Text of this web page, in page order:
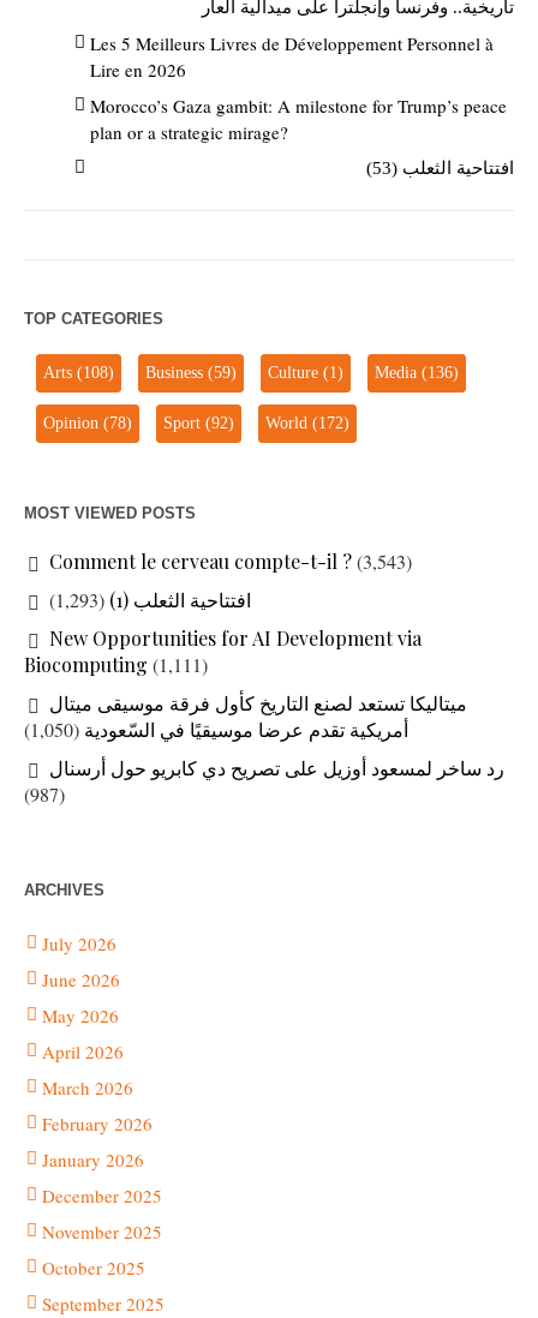
تاريخية.. وفرنسا وإنجلترا على ميدالية العار
Les 5 Meilleurs Livres de Développement Personnel à
Lire en 2026
Morocco’s Gaza gambit: A milestone for Trump’s peace
plan or a strategic mirage?
افتتاحية الثعلب (53)
TOP CATEGORIES
Arts (108) Business (59) Culture (1) Media (136)
Opinion (78) Sport (92) World (172)
MOST VIEWED POSTS
Comment le cerveau compte-t-il ?(3,543)
افتتاحية الثعلب (1)
(1,293)
New Opportunities for AI Development via
Biocomputing (1,111)
ميتاليكا تستعد لصنع التاريخ كأول فرقة موسيقى ميتال
أمريكية تقدم عرضا موسيقيًا في السّعودية (1,050)
رد ساخر لمسعود أوزيل على تصريح دي كابريو حول أرسنال
(987)
ARCHIVES
July 2026
June 2026
May 2026
April 2026
March 2026
February 2026
January 2026
December 2025
November 2025
October 2025
September 2025